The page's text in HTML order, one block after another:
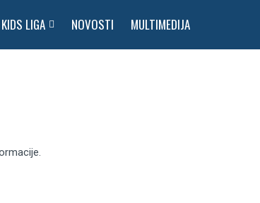
LIGA NOVOSTI MULTIMEDIJA